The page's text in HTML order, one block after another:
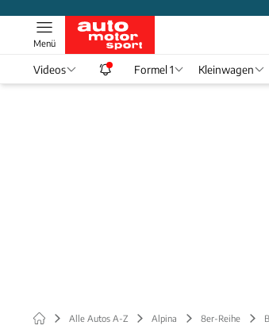
Menü
Videos Formel 1 Kleinwagen
Alle Autos A-Z Alpina 8er-Reihe